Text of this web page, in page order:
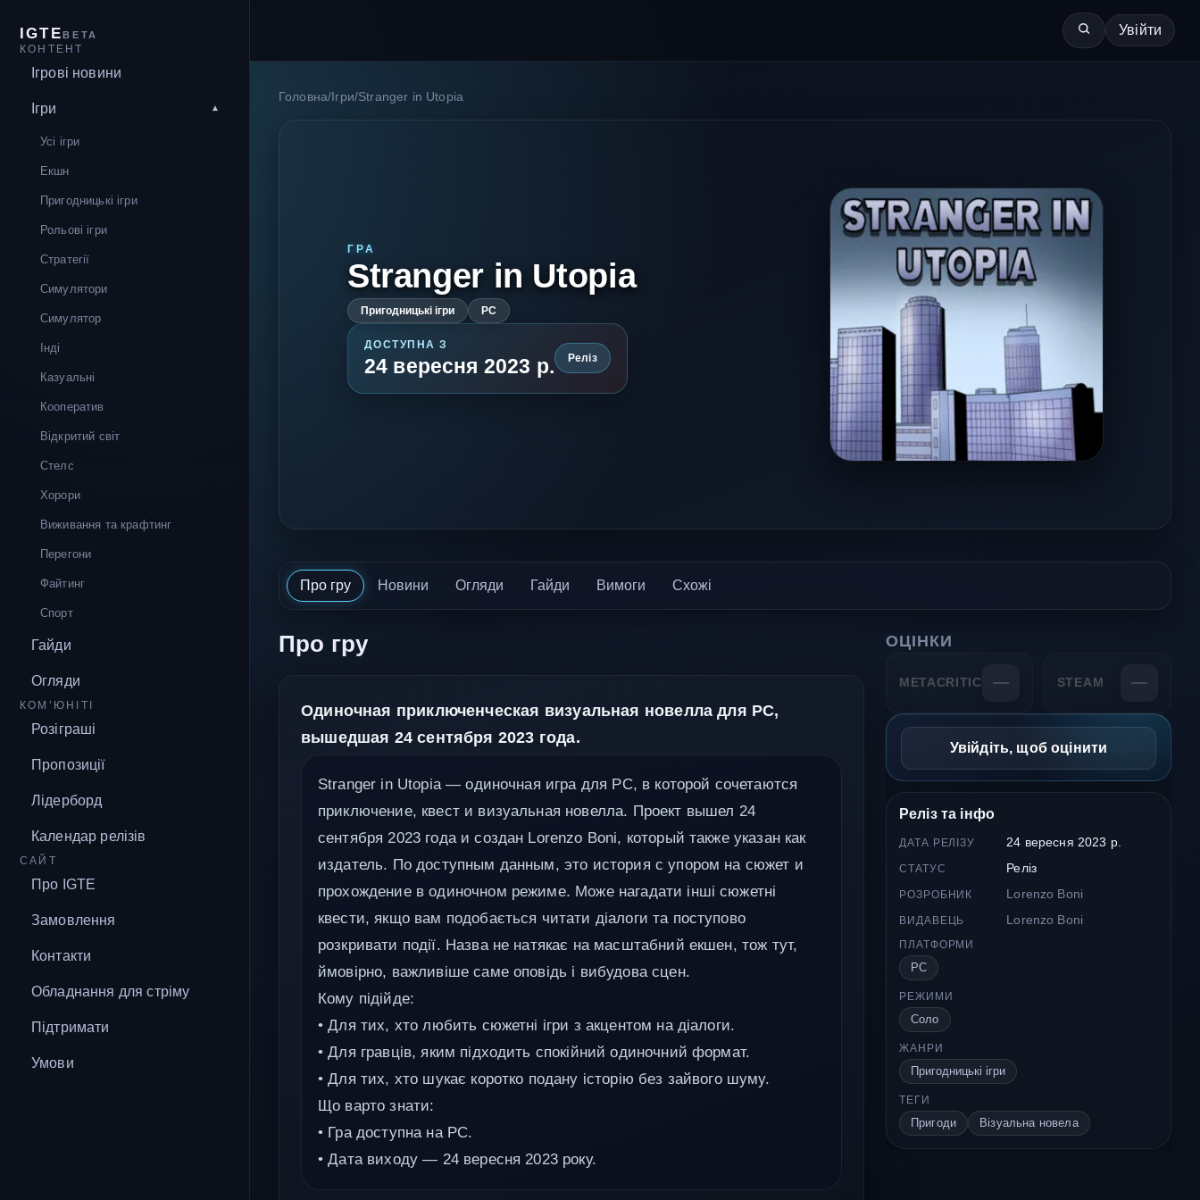
IGTEBETA
КОНТЕНТ
Ігрові новини
Ігри
Усі ігри
Екшн
Пригодницькі ігри
Рольові ігри
Стратегії
Симулятори
Симулятор
Інді
Казуальні
Кооператив
Відкритий світ
Стелс
Хорори
Виживання та крафтинг
Перегони
Файтинг
Спорт
Гайди
Огляди
КОМ’ЮНІТІ
Розіграші
Пропозиції
Лідерборд
Календар релізів
САЙТ
Про IGTE
Замовлення
Контакти
Обладнання для стріму
Підтримати
Умови
Увійти
Головна/ Ігри/Stranger in Utopia
ГРА
Stranger in Utopia
Пригодницькі ігри PC
ДОСТУПНА З
24 вересня 2023 р. Реліз
Про гру Новини Огляди Гайди Вимоги Схожі
Про гру
Одиночная приключенческая визуальная новелла для PC,
вышедшая 24 сентября 2023 года.
Stranger in Utopia — одиночная игра для PC, в которой сочетаются
приключение, квест и визуальная новелла. Проект вышел 24
сентября 2023 года и создан Lorenzo Boni, который также указан как
издатель. По доступным данным, это история с упором на сюжет и
прохождение в одиночном режиме. Може нагадати інші сюжетні
квести, якщо вам подобається читати діалоги та поступово
розкривати події. Назва не натякає на масштабний екшен, тож тут,
ймовірно, важливіше саме оповідь і вибудова сцен.
Кому підійде:
• Для тих, хто любить сюжетні ігри з акцентом на діалоги.
• Для гравців, яким підходить спокійний одиночний формат.
• Для тих, хто шукає коротко подану історію без зайвого шуму.
Що варто знати:
• Гра доступна на PC.
• Дата виходу — 24 вересня 2023 року.
ОЦІНКИ
METACRITIC — STEAM —
Увійдіть, щоб оцінити
Реліз та інфо
ДАТА РЕЛІЗУ 24 вересня 2023 р.
СТАТУС Реліз
РОЗРОБНИК Lorenzo Boni
ВИДАВЕЦЬ Lorenzo Boni
ПЛАТФОРМИ
PC
РЕЖИМИ
Соло
ЖАНРИ
Пригодницькі ігри
ТЕГИ
Пригоди Візуальна новела